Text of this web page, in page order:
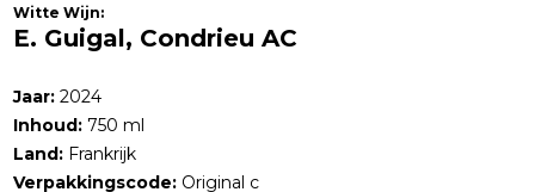
Witte Wijn:
E. Guigal, Condrieu AC
Jaar: 2024
Inhoud: 750 ml
Land: Frankrijk
Verpakkingscode: Original c